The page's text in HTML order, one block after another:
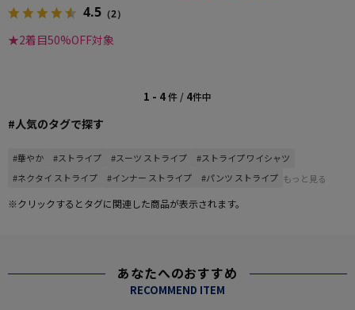
4.5 （2）
★2着目50%OFF対象
1 - 4件 / 4件中
#人気のタグで探す
#華やか #ストライプ #スーツ ストライプ
#ストライプ ワイシャツ
#ネクタイ ストライプ
#インナー ストライプ #パンツ ストライプ もっと見る
※クリックするとタグに関連した商品が表示されます。
あなたへのおすすめ
RECOMMEND ITEM